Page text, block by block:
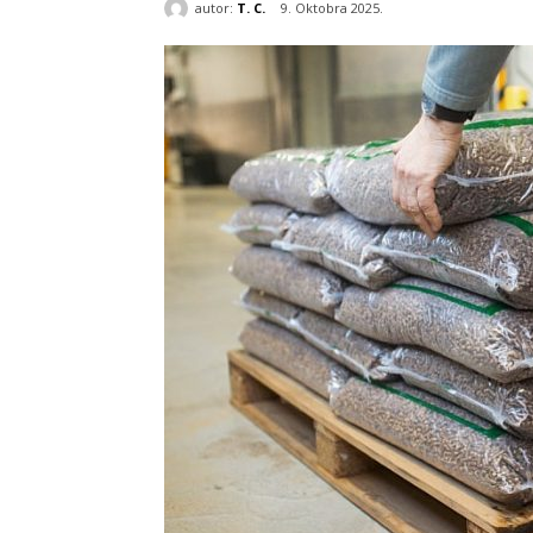
autor: T. C. 9. Oktobra 2025.